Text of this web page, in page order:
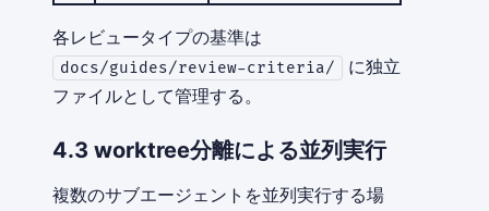
各レビュータイプの基準は
docs/guides/review-criteria/
に独立
ファイルとして管理する。
4.3 worktree分離による並列実行
複数のサブエージェントを並列実行する場